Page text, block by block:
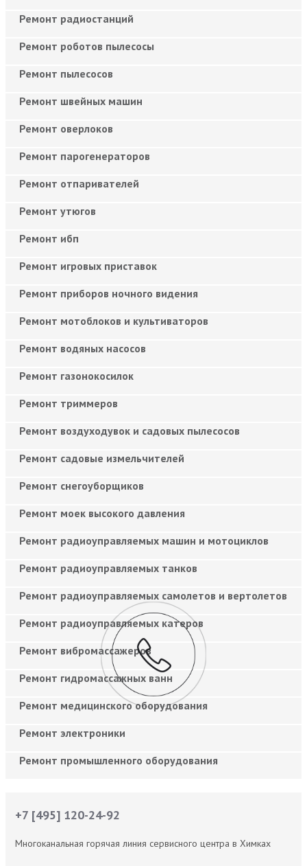
Ремонт радиостанций
Ремонт роботов пылесосы
Ремонт пылесосов
Ремонт швейных машин
Ремонт оверлоков
Ремонт парогенераторов
Ремонт отпаривателей
Ремонт утюгов
Ремонт ибп
Ремонт игровых приставок
Ремонт приборов ночного видения
Ремонт мотоблоков и культиваторов
Ремонт водяных насосов
Ремонт газонокосилок
Ремонт триммеров
Ремонт воздуходувок и садовых пылесосов
Ремонт садовые измельчителей
Ремонт снегоуборщиков
Ремонт моек высокого давления
Ремонт радиоуправляемых машин и мотоциклов
Ремонт радиоуправляемых танков
Ремонт радиоуправляемых самолетов и вертолетов
Ремонт радиоуправляемых катеров
Ремонт вибромассажеров
Ремонт гидромассажных ванн
Ремонт медицинского оборудования
Ремонт электроники
Ремонт промышленного оборудования
+7 [495] 120-24-92
Многоканальная горячая линия сервисного центра в Химках